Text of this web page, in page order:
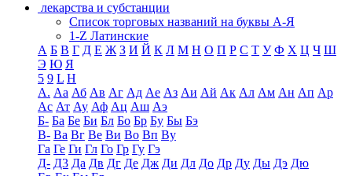
лекарства и субстанции
Список торговых названий на буквы А-Я
1-Z Латинские
А Б В Г Д Е Ж З И Й К Л М Н О П Р С Т У Ф Х Ц Ч Ш
Э Ю Я
5 9 L H
А. Аа Аб Ав Аг Ад Ае Аз Аи Ай Ак Ал Ам Ан Ап Ар
Ас Ат Ау Аф Ац Аш Аэ
Б- Ба Бе Би Бл Бо Бр Бу Бы Бэ
В- Ва Вг Ве Ви Во Вп Ву
Га Ге Ги Гл Го Гр Гу Гэ
Д- Д3 Да Дв Дг Де Дж Ди Дл До Др Ду Ды Дэ Дю